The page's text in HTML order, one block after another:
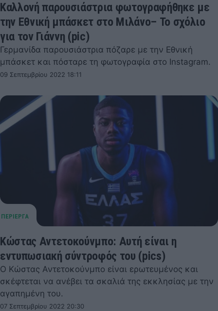
Καλλονή παρουσιάστρια φωτογραφήθηκε με
την Εθνική μπάσκετ στο Μιλάνο– Το σχόλιο
για τον Γιάννη (pic)
Γερμανίδα παρουσιάστρια πόζαρε με την Εθνική
μπάσκετ και πόσταρε τη φωτογραφία στο Instagram.
09 Σεπτεμβρίου 2022 18:11
Κώστας Αντετοκούνμπο: Αυτή είναι η
εντυπωσιακή σύντροφός του (pics)
O Κώστας Αντετοκούνμπο είναι ερωτευμένος και
σκέφτεται να ανέβει τα σκαλιά της εκκλησίας με την
αγαπημένη του.
07 Σεπτεμβρίου 2022 20:30